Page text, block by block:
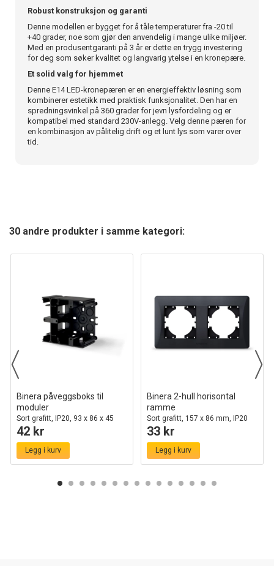
Robust konstruksjon og garanti
Denne modellen er bygget for å tåle temperaturer fra -20 til
+40 grader, noe som gjør den anvendelig i mange ulike miljøer.
Med en produsentgaranti på 3 år er dette en trygg investering
for deg som søker kvalitet og langvarig ytelse i en kronepære.
Et solid valg for hjemmet
Denne E14 LED-kronepæren er en energieffektiv løsning som
kombinerer estetikk med praktisk funksjonalitet. Den har en
spredningsvinkel på 360 grader for jevn lysfordeling og er
kompatibel med standard 230V-anlegg. Velg denne pæren for
en kombinasjon av pålitelig drift og et lunt lys som varer over
tid.
30 andre produkter i samme kategori:
Binera påveggsboks til
moduler
Sort grafitt, IP20, 93 x 86 x 45
mm
42 kr
Legg i kurv
Binera 2-hull horisontal
ramme
Sort grafitt, 157 x 86 mm, IP20
innendørs
33 kr
Legg i kurv